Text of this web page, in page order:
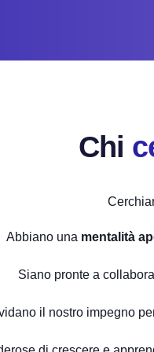
Chi
Abbiano una mentalità
Siano pronte a
il nostro impegno